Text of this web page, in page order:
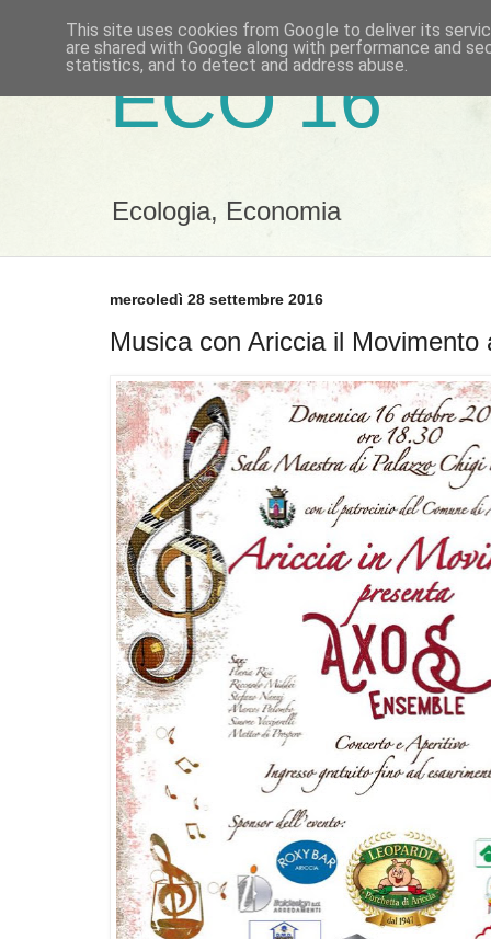
ECO 16
Ecologia, Economia
mercoledì 28 settembre 2016
Musica con Ariccia il Movimento
This site uses cookies from Google to deliver its
are shared with Google along with performance and
statistics, and to detect and address abuse.